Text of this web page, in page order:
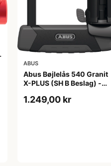
ABUS
Abus Bøjlelås 540 Granit
X-PLUS (SH B Beslag) -
1.249,00 kr